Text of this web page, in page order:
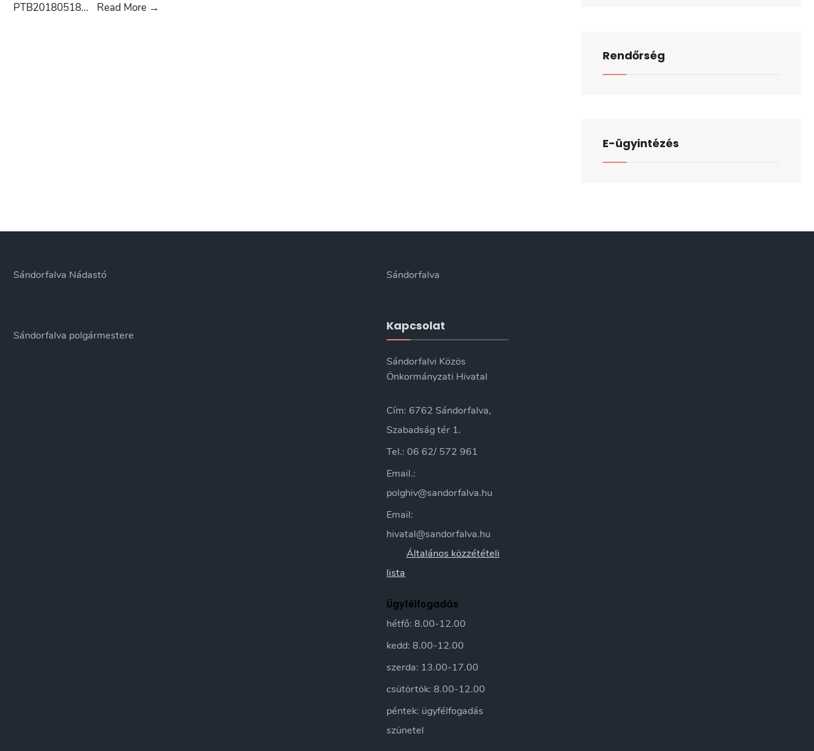
PTB20180518... Read More →
Rendőrség
E-ügyintézés
Sándorfalva Nádastó
Sándorfalva polgármestere
Sándorfalva
Kapcsolat
Sándorfalvi Közös
Önkormányzati Hivatal
Cím: 6762 Sándorfalva,
Szabadság tér 1.
Tel.: 06 62/ 572 961
Email.:
polghiv@sandorfalva.hu
Email:
hivatal@sandorfalva.hu
Általános közzétételi
lista
Ügyfélfogadás
hétfő: 8.00-12.00
kedd: 8.00-12.00
szerda: 13.00-17.00
csütörtök: 8.00-12.00
péntek: ügyfélfogadás
szünetel